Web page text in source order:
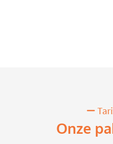
Onze